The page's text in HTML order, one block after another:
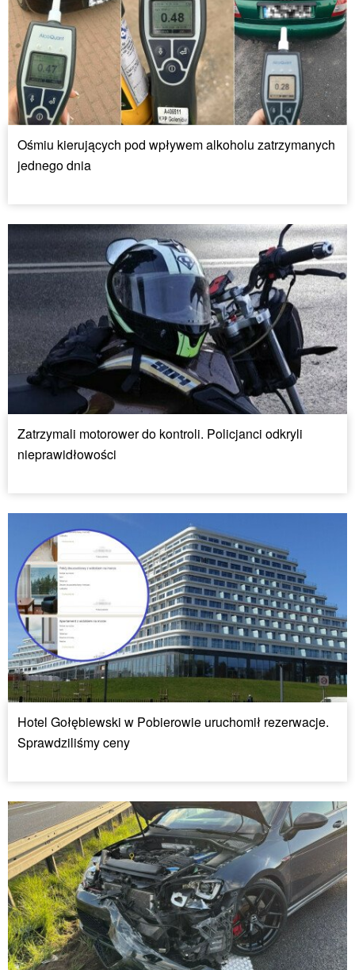
Ośmiu kierujących pod wpływem alkoholu zatrzymanych
jednego dnia
Zatrzymali motorower do kontroli. Policjanci odkryli
nieprawidłowości
Hotel Gołębiewski w Pobierowie uruchomił rezerwacje.
Sprawdziliśmy ceny